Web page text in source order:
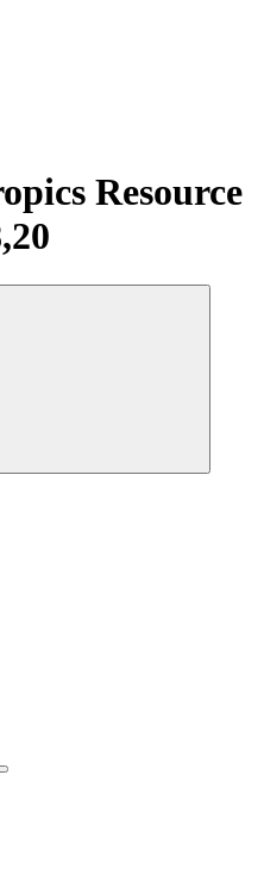
Resource